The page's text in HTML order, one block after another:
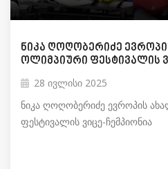
ნიკა ღოღობერიძე
ოლიმპიური ფესტივალის
28 ივლისი 2025
ნიკა ღოღობერიძე ევროპის
ფესტივალის ვიცე-ჩემპიონია